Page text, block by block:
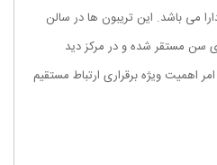
می باشد. این تریبون ها در سالن
سن مستقر شده و در مرکز دید
اهمیت ویژه برقراری ارتباط مستقیم